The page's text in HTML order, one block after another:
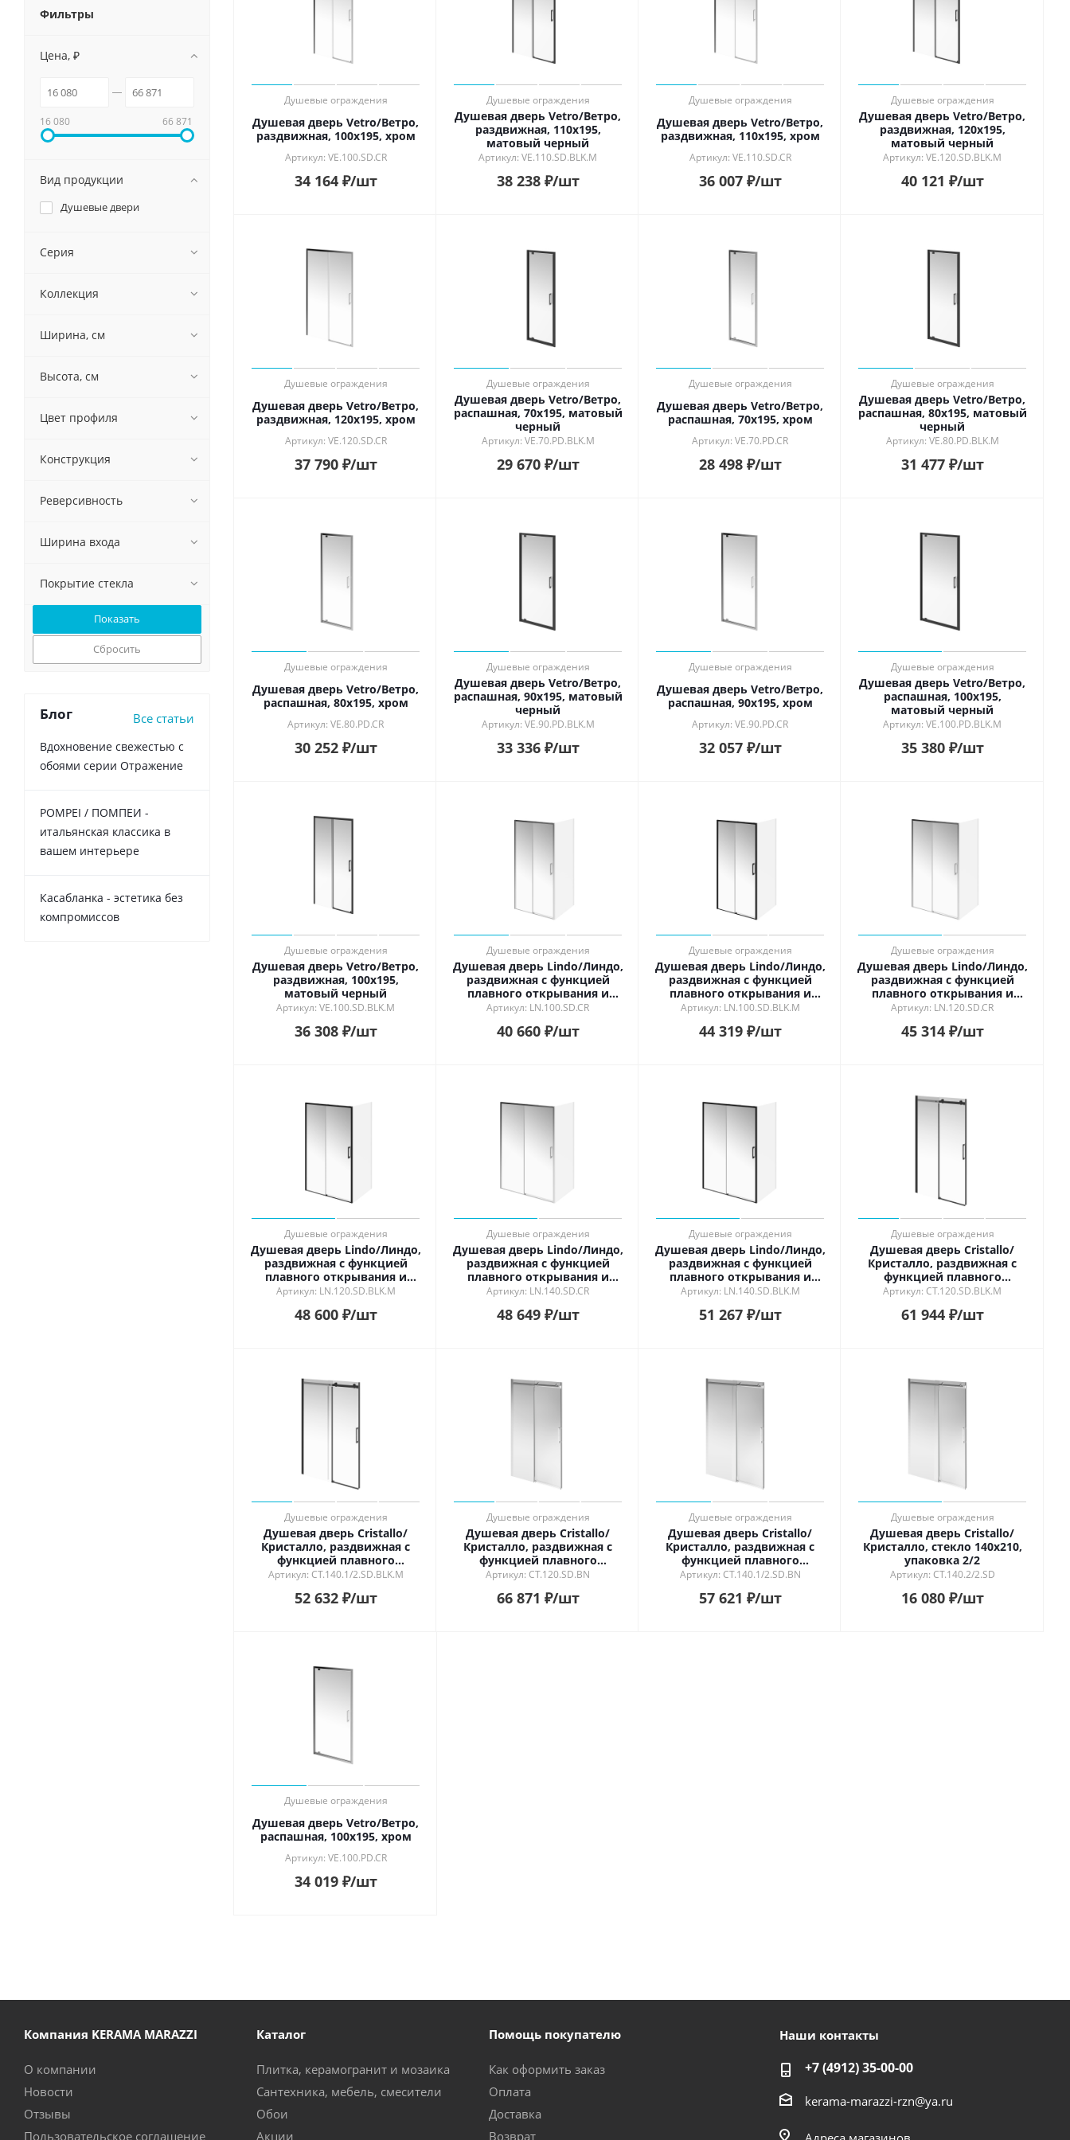
Смотреть в интерьере
Особенности
Глянцевый
Обрезной
Душевые системы и ограждения
Унитазы и аксессуары
Подвесные зеркала для ванной
Мебель для ванной
Душевые ограждения
Душевая дверь Vetro/Ветро,
раздвижная, 100х195, хром
Артикул: VE.100.SD.CR
34 164₽/шт
Душевые ограждения
Душевая дверь Vetro/Ветро,
раздвижная, 110х195,
матовый черный
Артикул: VE.110.SD.BLK.M
38 238₽/шт
Душевые ограждения
Душевая дверь Vetro/Ветро,
раздвижная, 110х195, хром
Артикул: VE.110.SD.CR
36 007₽/шт
Душевые ограждения
Душевая дверь Vetro/Ветро,
раздвижная, 120х195,
матовый черный
Артикул: VE.120.SD.BLK.M
40 121 ₽/шт
Душевые ограждения
Душевая дверь Vetro/Ветро,
раздвижная, 120х195, хром
Артикул: VE.120.SD.CR
37 790₽/шт
Душевые ограждения
Душевая дверь Vetro/Ветро,
распашная, 70х195, матовый
черный
Артикул: VE.70.PD.BLK.M
29 670₽/шт
Душевые ограждения
Душевая дверь Vetro/Ветро,
распашная, 70х195, хром
Артикул: VE.70.PD.CR
28 498₽/шт
Душевые ограждения
Душевая дверь Vetro/Ветро,
распашная, 80х195, матовый
черный
Артикул: VE.80.PD.BLK.M
31 477₽/шт
Душевые ограждения
Душевая дверь Vetro/Ветро,
распашная, 80х195, хром
Артикул: VE.80.PD.CR
30 252₽/шт
Душевые ограждения
Душевая дверь Vetro/Ветро,
распашная, 90х195, матовый
черный
Артикул: VE.90.PD.BLK.M
33 336₽/шт
Душевые ограждения
Душевая дверь Vetro/Ветро,
распашная, 90х195, хром
Артикул: VE.90.PD.CR
32 057₽/шт
Душевые ограждения
Душевая дверь Vetro/Ветро,
распашная, 100х195,
матовый черный
Артикул: VE.100.PD.BLK.M
35 380₽/шт
Душевые ограждения
Душевая дверь Vetro/Ветро,
раздвижная, 100х195,
матовый черный
Артикул: VE.100.SD.BLK.M
36 308₽/шт
Душевые ограждения
Душевая дверь Lindo/Линдо,
раздвижная с функцией
плавного открывания и
закрывания, 100х195, хром
Артикул: LN.100.SD.CR
40 660₽/шт
Душевые ограждения
Душевая дверь Lindo/Линдо,
раздвижная с функцией
плавного открывания и
закрывания, 100х195,
Артикул: LN.100.SD.BLK.M
44 319₽/шт
Душевые ограждения
Душевая дверь Lindo/Линдо,
раздвижная с функцией
плавного открывания и
закрывания, 120х195, хром
Артикул: LN.120.SD.CR
45 314₽/шт
Душевые ограждения
Душевая дверь Lindo/Линдо,
раздвижная с функцией
плавного открывания и
закрывания, 120х195,
Артикул: LN.120.SD.BLK.M
48 600₽/шт
Душевые ограждения
Душевая дверь Lindo/Линдо,
раздвижная с функцией
плавного открывания и
закрывания, 140х195, хром
Артикул: LN.140.SD.CR
48 649₽/шт
Душевые ограждения
Душевая дверь Lindo/Линдо,
раздвижная с функцией
плавного открывания и
закрывания, 140х195,
Артикул: LN.140.SD.BLK.M
51 267₽/шт
Душевые ограждения
Душевая дверь Cristallo/
Кристалло, раздвижная с
функцией плавного
открывания и закрывания,
Артикул: CT.120.SD.BLK.M
61 944₽/шт
Душевые ограждения
Душевая дверь Cristallo/
Кристалло, раздвижная с
функцией плавного
открывания и закрывания,
упаковка 1/2
Артикул: CT.140.1/2.SD.BLK.M
52 632₽/шт
Душевые ограждения
Душевая дверь Cristallo/
Кристалло, раздвижная с
функцией плавного
открывания и закрывания,
никель
Артикул: CT.120.SD.BN
66 871 ₽/шт
Душевые ограждения
Душевая дверь Cristallo/
Кристалло, раздвижная с
функцией плавного
открывания и закрывания,
никель, упаковка 1/2
Артикул: CT.140.1/2.SD.BN
57 621 ₽/шт
Душевые ограждения
Душевая дверь Cristallo/
Кристалло, стекло 140х210,
упаковка 2/2
Артикул: CT.140.2/2.SD
16 080₽/шт
Душевые ограждения
Душевая дверь Vetro/Ветро,
распашная, 100х195, хром
Артикул: VE.100.PD.CR
34 019₽/шт
Фильтры
Цена, ₽
16 080 66 871
Вид продукции
Душевые двери
Серия
Коллекция
Ширина, см
Высота, см
Цвет профиля
Конструкция
Реверсивность
Ширина входа
Покрытие стекла
Сбросить
Блог Все статьи
Вдохновение свежестью с
обоями серии Отражение
POMPEI / ПОМПЕИ -
итальянская классика в
вашем интерьере
Касабланка - эстетика без
компромиссов
Компания KERAMA MARAZZI
О компании
Новости
Отзывы
Пользовательское соглашение
Каталог
Плитка, керамогранит и мозаика
Сантехника, мебель, смесители
Обои
Акции
Помощь покупателю
Как оформить заказ
Оплата
Доставка
Возврат
Наши контакты
+7 (4912) 35-00-00
kerama-marazzi-rzn@ya.ru